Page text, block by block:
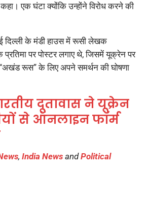
एक घंटा क्योंकि उन्होंने विरोध करने की
दिल्ली के मंडी हाउस में रूसी लेखक
पर पोस्टर लगाए थे, जिसमें यूक्रेन पर
रूस” के लिए अपने समर्थन की घोषणा
दूतावास ने यूक्रेन
से ऑनलाइन फॉर्म
, India News andPolitical